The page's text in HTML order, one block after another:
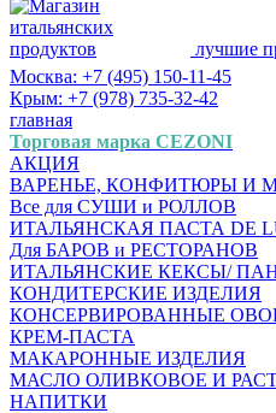
лучшие
Москва: +7 (495) 150-11-45
Крым: +7 (978) 735-32-42
главная
Торговая марка CEZONI
АКЦИЯ
ВАРЕНЬЕ, КОНФИТЮРЫ И
Все для СУШИ и РОЛЛОВ
ИТАЛЬЯНСКАЯ ПАСТА DE
Для БАРОВ и РЕСТОРАНОВ
ИТАЛЬЯНСКИЕ КЕКСЫ/
КОНДИТЕРСКИЕ ИЗДЕЛИЯ
КОНСЕРВИРОВАННЫЕ
КРЕМ-ПАСТА
МАКАРОННЫЕ ИЗДЕЛИЯ
МАСЛО ОЛИВКОВОЕ И
НАПИТКИ